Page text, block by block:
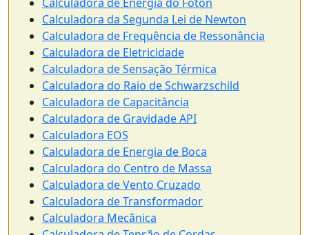
Calculadora de Energia do Fóton
Calculadora da Segunda Lei de Newton
Calculadora de Frequência de Ressonância
Calculadora de Eletricidade
Calculadora de Sensação Térmica
Calculadora do Raio de Schwarzschild
Calculadora de Capacitância
Calculadora de Gravidade API
Calculadora EOS
Calculadora de Energia de Boca
Calculadora do Centro de Massa
Calculadora de Vento Cruzado
Calculadora de Transformador
Calculadora Mecânica